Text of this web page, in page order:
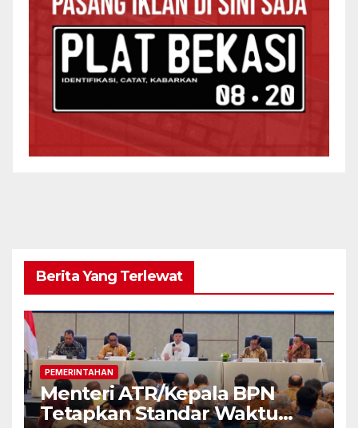
Berita Yang Terlewat
PEMERINTAHAN
Menteri ATR/Kepala BPN
Tetapkan Standar Waktu